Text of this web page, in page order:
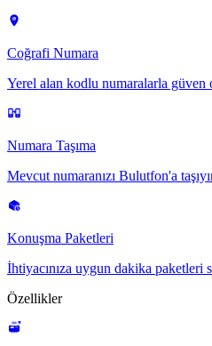
Coğrafi Numara
Yerel alan kodlu numaralarla güven
Numara Taşıma
Mevcut numaranızı Bulutfon'a
Konuşma Paketleri
İhtiyacınıza uygun dakika paketleri
Özellikler